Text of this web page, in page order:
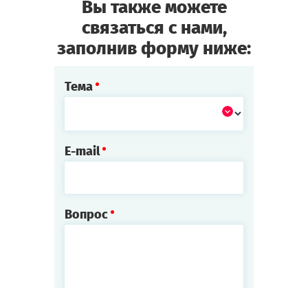
Вы также можете
связаться с нами,
заполнив форму ниже:
Тема
E-mail
Вопрос